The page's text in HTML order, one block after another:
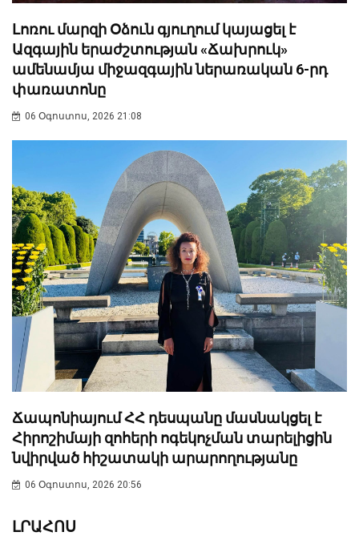
Լոռու մարզի Օձուն գյուղում կայացել է
Ազգային երաժշտության «Ճախրուկ»
ամենամյա միջազգային ներառական 6-րդ
փառատոնը
06 Օգոստոս, 2026 21:08
Ճապոնիայում ՀՀ դեսպանը մասնակցել է
Հիրոշիմայի զոհերի ոգեկոչման տարելիցին
նվիրված հիշատակի արարողությանը
06 Օգոստոս, 2026 20:56
ԼՐԱՀՈՍ